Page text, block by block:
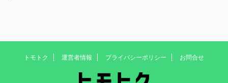
トモトク 運営者情報 プライバシーポリシー お問合せ